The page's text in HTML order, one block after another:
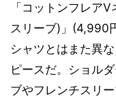
「コットンフレア
スリーブ)」(4,990
シャツとはまた異
ピースだ。ショル
ブやフレンチスリ